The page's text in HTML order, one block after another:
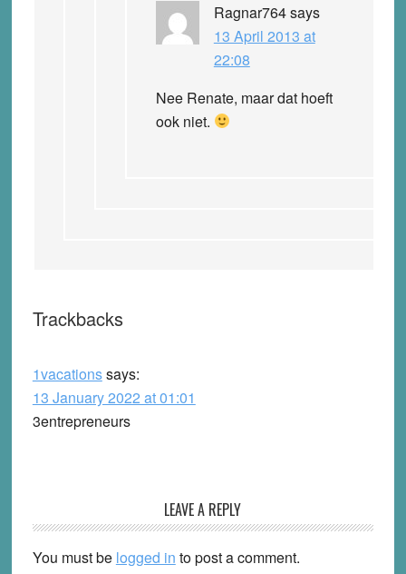
Ragnar764says
13 April 2013 at
22:08
Nee Renate, maar dat hoeft
ook niet.
Trackbacks
1vacationssays:
13 January 2022 at 01:01
3entrepreneurs
LEAVE A REPLY
You must be logged in to post a comment.